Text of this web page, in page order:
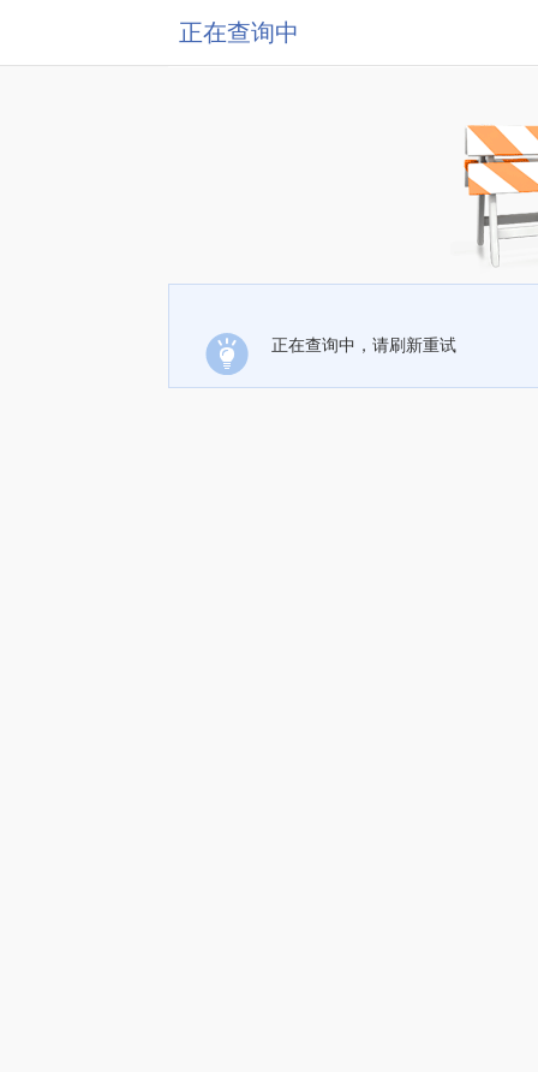
正在查询中
正在查询中，请刷新重试